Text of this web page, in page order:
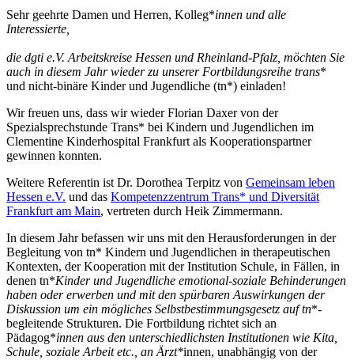
Sehr geehrte Damen und Herren, Kolleg*innen und alle
Interessierte,
die dgti e.V. Arbeitskreise Hessen und Rheinland-Pfalz, möchten Sie
auch in diesem Jahr wieder zu unserer Fortbildungsreihe trans*
und nicht-binäre Kinder und Jugendliche (tn*) einladen!
Wir freuen uns, dass wir wieder Florian Daxer von der
Spezialsprechstunde Trans* bei Kindern und Jugendlichen im
Clementine Kinderhospital Frankfurt als Kooperationspartner
gewinnen konnten.
Weitere Referentin ist Dr. Dorothea Terpitz von Gemeinsam leben
Hessen e.V. und das Kompetenzzentrum Trans* und Diversität
Frankfurt am Main, vertreten durch Heik Zimmermann.
In diesem Jahr befassen wir uns mit den Herausforderungen in der
Begleitung von tn* Kindern und Jugendlichen in therapeutischen
Kontexten, der Kooperation mit der Institution Schule, in Fällen, in
denen tn*Kinder und Jugendliche emotional-soziale Behinderungen
haben oder erwerben und mit den spürbaren Auswirkungen der
Diskussion um ein mögliches Selbstbestimmungsgesetz auf tn*-
begleitende Strukturen. Die Fortbildung richtet sich an
Pädagog*innen aus den unterschiedlichsten Institutionen wie Kita,
Schule, soziale Arbeit etc., an Ärzt*innen, unabhängig von der